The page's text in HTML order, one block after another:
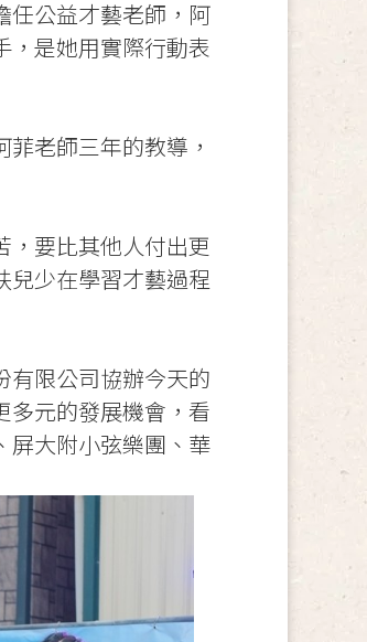
任公益才藝老師，阿
，是她用實際行動表
老師三年的教導，
，要比其他人付出更
兒少在學習才藝過程
有限公司協辦今天的
多元的發展機會，看
屏大附小弦樂團、華